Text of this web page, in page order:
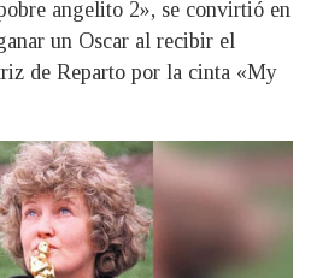
angelito 2», se convirtió en
un Oscar al recibir el
de Reparto por la cinta «My